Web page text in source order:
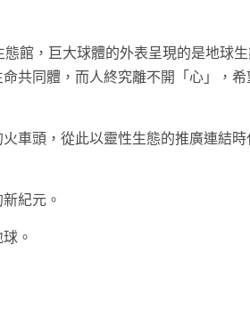
館，巨大球體的外表呈現的是地球
共同體，而人終究離不開「心」，希
車頭，從此以靈性生態的推廣連結
紀元。
。